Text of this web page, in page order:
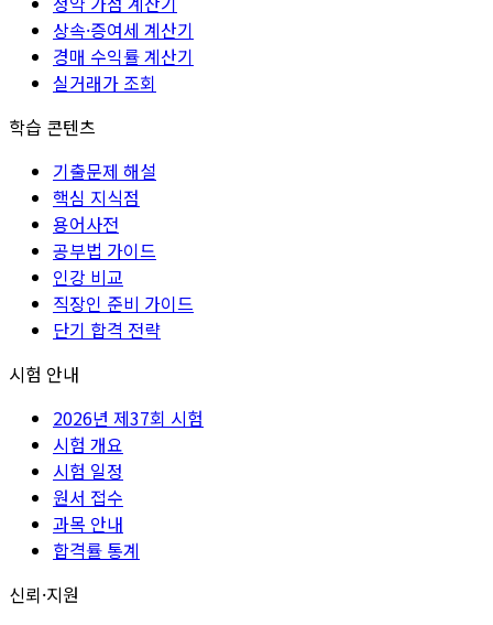
상속·증여세 계산기
경매 수익률 계산기
실거래가 조회
학습 콘텐츠
기출문제 해설
핵심 지식점
용어사전
공부법 가이드
인강 비교
직장인 준비 가이드
단기 합격 전략
시험 안내
2026년 제37회 시험
시험 개요
시험 일정
원서 접수
과목 안내
합격률 통계
신뢰·지원